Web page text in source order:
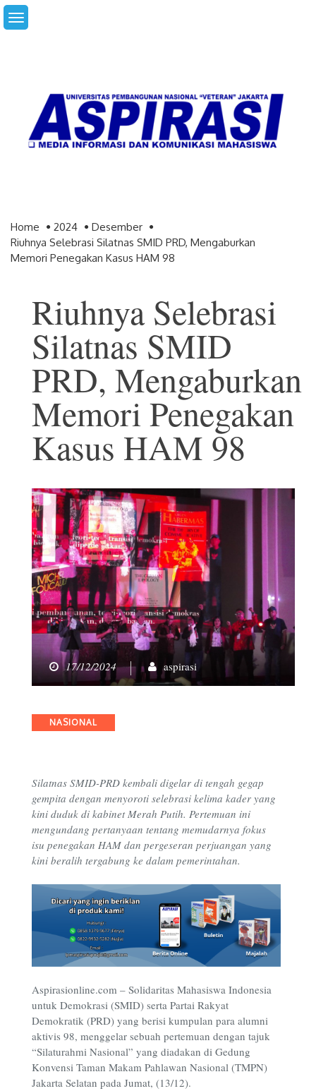
Skip
to
Home 2024
Desember
Riuhnya Selebrasi Silatnas SMID PRD, Mengaburkan
Memori Penegakan Kasus HAM 98
Riuhnya Selebrasi
Silatnas SMID
PRD, Mengaburkan
Memori Penegakan
Kasus HAM 98
17/12/2024 aspirasi
Categories
NASIONAL
Silatnas SMID-PRD kembali digelar di tengah gegap
gempita dengan menyoroti selebrasi kelima kader yang
kini duduk di kabinet Merah Putih. Pertemuan ini
mengundang pertanyaan tentang memudarnya fokus
isu penegakan HAM dan pergeseran perjuangan yang
kini beralih tergabung ke dalam pemerintahan.
Aspirasionline.com – Solidaritas Mahasiswa Indonesia
untuk Demokrasi (SMID) serta Partai Rakyat
Demokratik (PRD) yang berisi kumpulan para alumni
aktivis 98, menggelar sebuah pertemuan dengan tajuk
“Silaturahmi Nasional” yang diadakan di Gedung
Konvensi Taman Makam Pahlawan Nasional (TMPN)
Jakarta Selatan pada Jumat, (13/12).